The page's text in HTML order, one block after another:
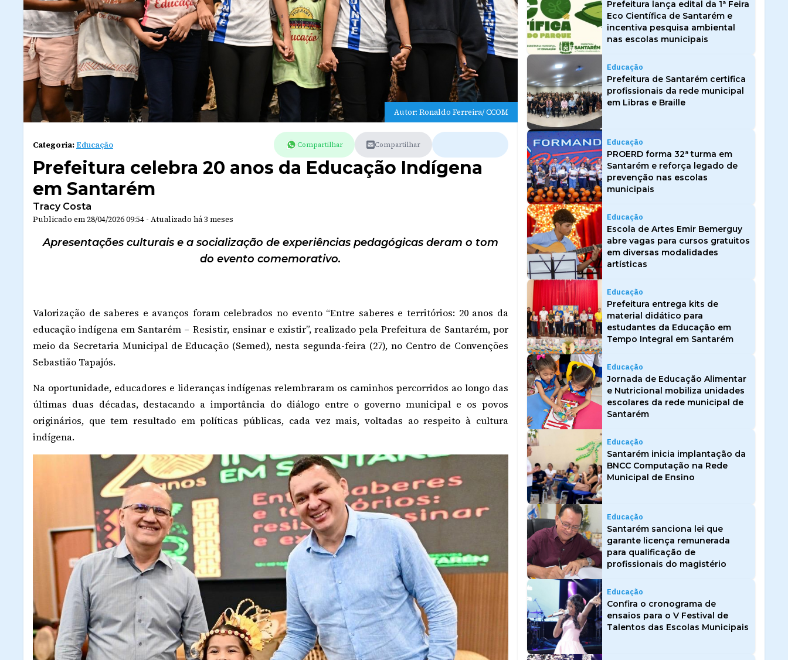
Autor: Ronaldo Ferreira/ CCOM
Categoria:Educação Compartilhar Compartilhar
Prefeitura celebra 20 anos da Educação Indígena
em Santarém
Tracy Costa
Publicado em 28/04/2026 09:54 - Atualizado há 3 meses
Apresentações culturais e a socialização de experiências pedagógicas deram o tom
do evento comemorativo.
Valorização de saberes e avanços foram celebrados no evento “Entre saberes e territórios: 20 anos da
educação indígena em Santarém – Resistir, ensinar e existir”, realizado pela Prefeitura de Santarém, por
meio da Secretaria Municipal de Educação (Semed), nesta segunda-feira (27), no Centro de Convenções
Sebastião Tapajós.
Na oportunidade, educadores e lideranças indígenas relembraram os caminhos percorridos ao longo das
últimas duas décadas, destacando a importância do diálogo entre o governo municipal e os povos
originários, que tem resultado em políticas públicas, cada vez mais, voltadas ao respeito à cultura
indígena.
Prefeitura lança edital da 1ª Feira
Eco Científica de Santarém e
incentiva pesquisa ambiental
nas escolas municipais
Educação
Prefeitura de Santarém certifica
profissionais da rede municipal
em Libras e Braille
Educação
PROERD forma 32ª turma em
Santarém e reforça legado de
prevenção nas escolas
municipais
Educação
Escola de Artes Emir Bemerguy
abre vagas para cursos gratuitos
em diversas modalidades
artísticas
Educação
Prefeitura entrega kits de
material didático para
estudantes da Educação em
Tempo Integral em Santarém
Educação
Jornada de Educação Alimentar
e Nutricional mobiliza unidades
escolares da rede municipal de
Santarém
Educação
Santarém inicia implantação da
BNCC Computação na Rede
Municipal de Ensino
Educação
Santarém sanciona lei que
garante licença remunerada
para qualificação de
profissionais do magistério
Educação
Confira o cronograma de
ensaios para o V Festival de
Talentos das Escolas Municipais